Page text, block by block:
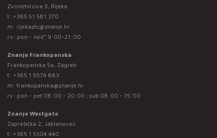
Zvonimirova 3, Rijeka
t: +385 51 581 370
m: rijekaztc@znanje.hr
rv: pon - ned* 9:00-21:00
Znanje Frankopanska
Frankopanska 5a, Zagreb
t: +385 1 5574 883
m: frankopanska@znanje.hr
rv: pon - pet 08:00 - 20:00 ; sub 08:00 - 15:00
Znanje Westgate
Zaprešićka 2, Jablanovec
t: +385 1 5504 440